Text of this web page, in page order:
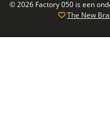
© 2026 Factory 050 is een
The New